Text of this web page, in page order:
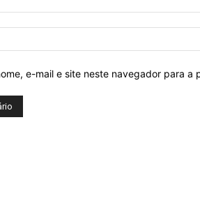
e-mail e site neste navegador para a